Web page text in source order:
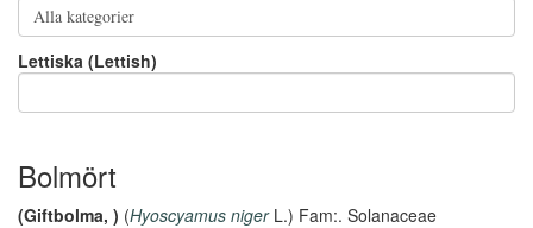
Lettiska (Lettish)
Bolmört
(Giftbolma, ) (Hyoscyamus nigerL.) Fam:. Solanaceae